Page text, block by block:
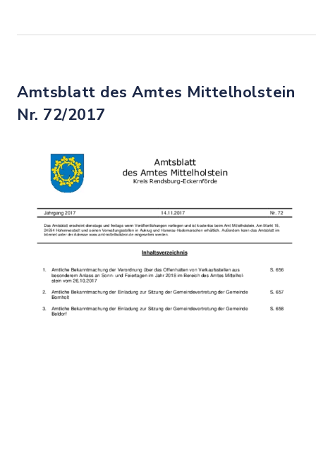
Amtsblatt des Amtes Mittelholstein
Nr. 72/2017